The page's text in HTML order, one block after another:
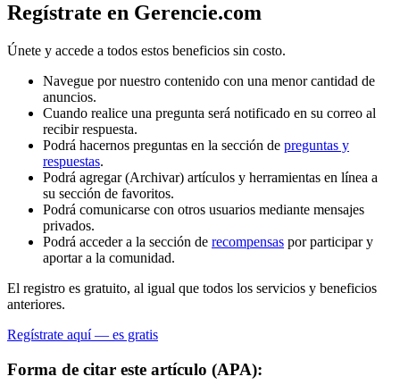
Regístrate en Gerencie.com
Únete y accede a todos estos beneficios sin costo.
Navegue por nuestro contenido con una menor cantidad de
anuncios.
Cuando realice una pregunta será notificado en su correo al
recibir respuesta.
Podrá hacernos preguntas en la sección de preguntas y
respuestas.
Podrá agregar (Archivar) artículos y herramientas en línea a
su sección de favoritos.
Podrá comunicarse con otros usuarios mediante mensajes
privados.
Podrá acceder a la sección de recompensas por participar y
aportar a la comunidad.
El registro es gratuito, al igual que todos los servicios y beneficios
anteriores.
Regístrate aquí — es gratis
Forma de citar este artículo (APA):